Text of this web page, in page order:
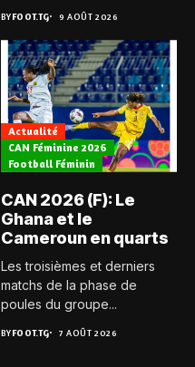
BYFOOT.TG 9 AOÛT 2026
Actualité
CAN Féminine 2026
Football Féminin
CAN 2026 (F): Le
Ghana et le
Cameroun en quarts
Les troisièmes et derniers
matchs de la phase de
poules du groupe...
BYFOOT.TG 7 AOÛT 2026